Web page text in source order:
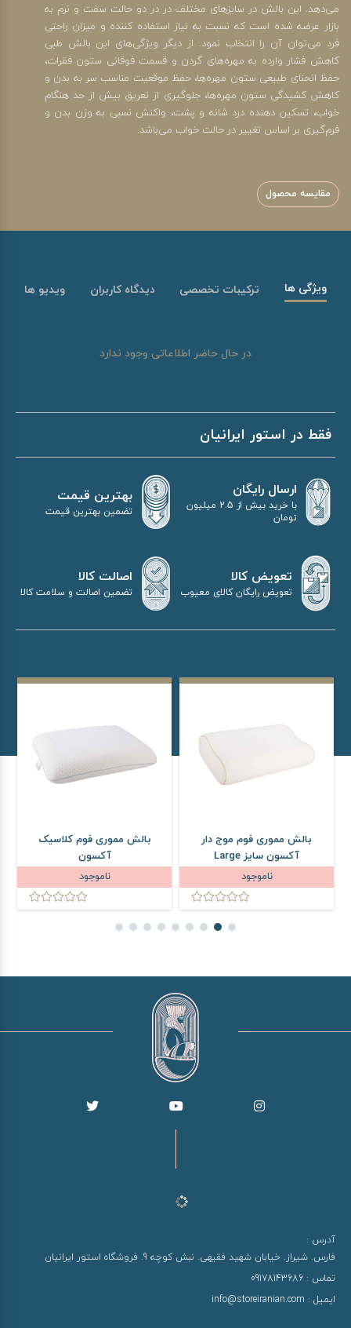
می‌دهد. این بالش در سایزهای مختلف در در دو حالت سفت و نرم به
بازار عرضه شده است که نسبت به نیاز استفاده کننده و میزان راحتی
فرد می‌توان آن را انتخاب نمود. از دیگر ویژگی‌های این بالش طبی
کاهش فشار وارده به مهره‌های گردن و قسمت فوقانی ستون فقرات،
حفظ انحنای طبیعی ستون مهره‌ها، حفظ موقعیت مناسب سر به بدن و
کاهش کشیدگی ستون مهره‌ها، جلوگیری از تعریق بیش از حد هنگام
خواب، تسکین دهنده درد شانه و پشت، واکنش نسبی به وزن بدن و
فرم‌گیری بر اساس تغییر در حالت خواب می‌باشد.
مقایسه محصول
ویژگی ها ترکیبات تخصصی دیدگاه کاربران ویدیو ها
در حال حاضر اطلاعاتی وجود ندارد
فقط در استور ایرانیان
ارسال رایگان
با خرید بیش از 2.5 میلیون
تومان
بهترین قیمت
تضمین بهترین قیمت
تعویض کالا
تعویض رایگان کالای معیوب
اصالت کالا
تضمین اصالت و سلامت کالا
بالش مموری فوم موج دار
آکسون سایز Large
ناموجود
بالش مموری فوم کلاسیک
آکسون
ناموجود
آدرس :
فارس. شیراز. خیابان شهید فقیهی. نبش کوچه 9. فروشگاه استور ایرانیان
تماس : 09178143686
ایمیل : info@storeiranian.com